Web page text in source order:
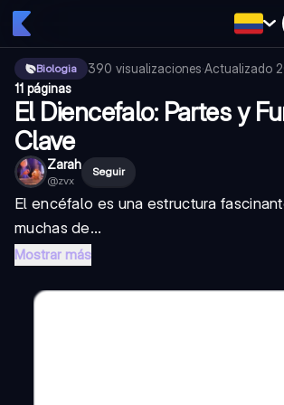
Biologia 390 visualizaciones·Actualizado
11 páginas
El Diencefalo: Partes y
Clave
Zarah
@zvx
Seguir
El encéfalo es una estructura
muchas de...
Mostrar más